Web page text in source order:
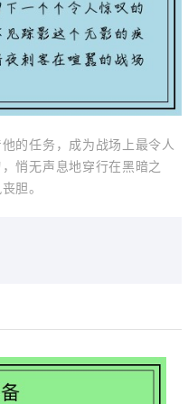
的任务，成为战场上最令人
悄无声息地穿行在黑暗之
胆。